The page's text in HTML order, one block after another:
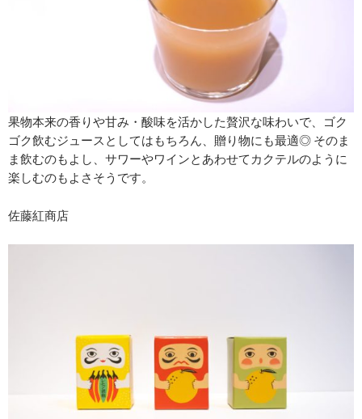
果物本来の香りや甘み・酸味を活かした贅沢な味わいで、ゴク
ゴク飲むジュースとしてはもちろん、贈り物にも最適◎ そのま
ま飲むのもよし、サワーやワインとあわせてカクテルのように
楽しむのもよさそうです。
佐藤紅商店